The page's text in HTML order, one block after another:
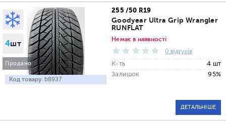
4шт
Продано
Код товару: b8937
255 /50 R19
Goodyear Ultra Grip Wrangler
RUNFLAT
Немає в наявності
0 відгуків
К-ть
4 шт
Залишок
95%
ДЕТАЛЬНІШЕ